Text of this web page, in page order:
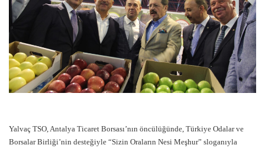
Yalvaç TSO, Antalya Ticaret Borsası’nın öncülüğünde, Türkiye Odalar ve
Borsalar Birliği’nin desteğiyle “Sizin Oraların Nesi Meşhur” sloganıyla